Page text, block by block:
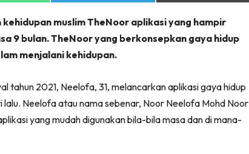
on
on
(Twitter)
muslim TheNoor aplikasi yang hampir
9 bulan. TheNoor yang berkonsepkan gaya hidup
menjalani kehidupan.
tahun 2021, Neelofa, 31, melancarkan aplikasi gaya hidup
lalu. Neelofa atau nama sebenar, Noor Neelofa Mohd Noor
yang mudah digunakan bila-bila masa dan di mana-